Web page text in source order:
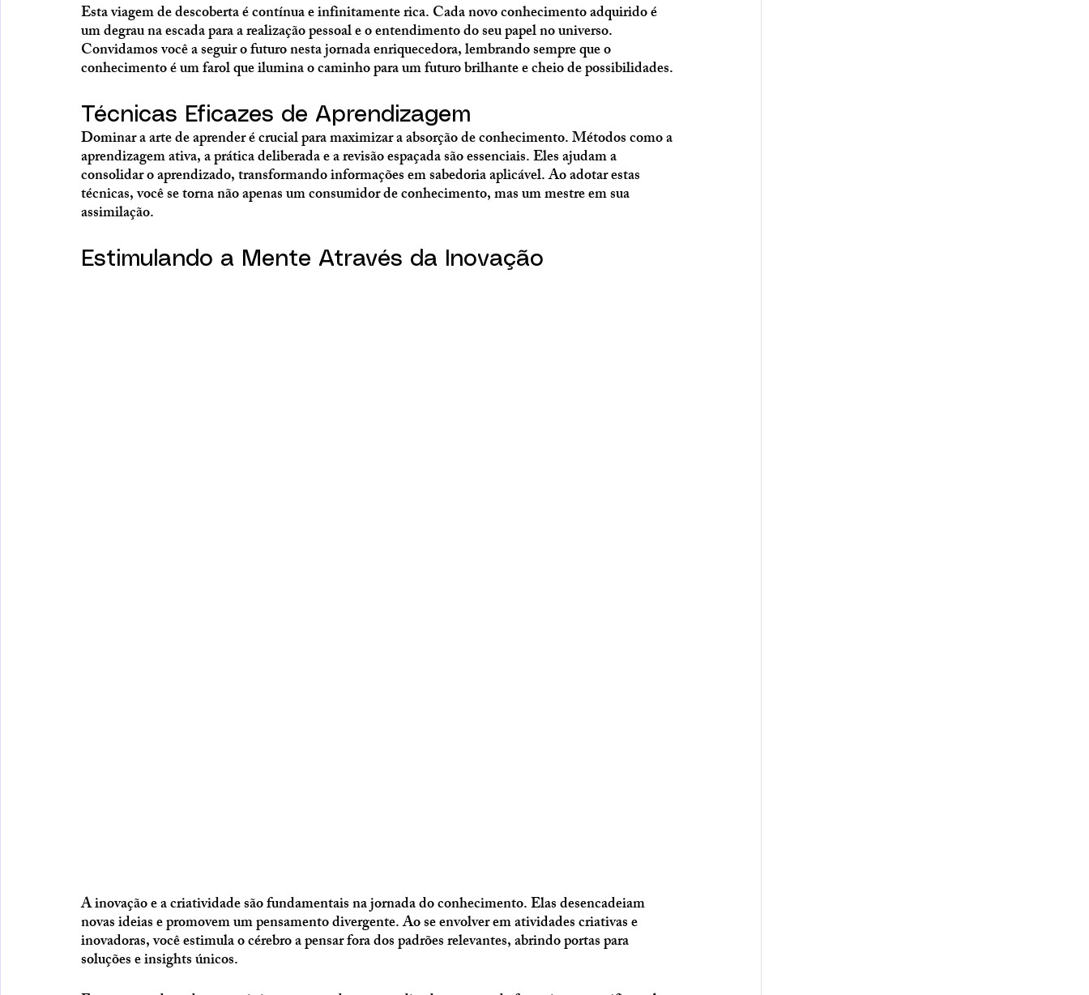
Esta viagem de descoberta é contínua e infinitamente rica. Cada novo conhecimento adquirido é
um degrau na escada para a realização pessoal e o entendimento do seu papel no universo.
Convidamos você a seguir o futuro nesta jornada enriquecedora, lembrando sempre que o
conhecimento é um farol que ilumina o caminho para um futuro brilhante e cheio de possibilidades.
Técnicas Eficazes de Aprendizagem
Dominar a arte de aprender é crucial para maximizar a absorção de conhecimento. Métodos como a
aprendizagem ativa, a prática deliberada e a revisão espaçada são essenciais. Eles ajudam a
consolidar o aprendizado, transformando informações em sabedoria aplicável. Ao adotar estas
técnicas, você se torna não apenas um consumidor de conhecimento, mas um mestre em sua
assimilação.
Estimulando a Mente Através da Inovação
A inovação e a criatividade são fundamentais na jornada do conhecimento. Elas desencadeiam
novas ideias e promovem um pensamento divergente. Ao se envolver em atividades criativas e
inovadoras, você estimula o cérebro a pensar fora dos padrões relevantes, abrindo portas para
soluções e insights únicos.